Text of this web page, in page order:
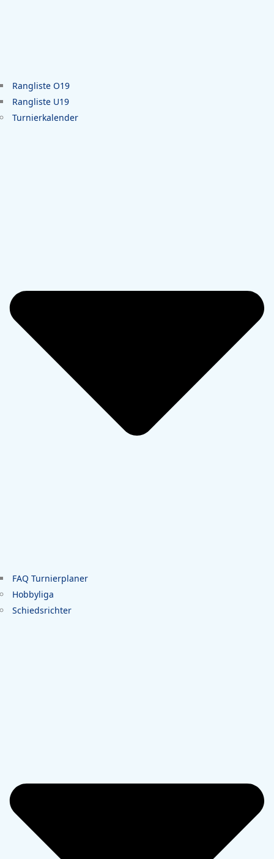
Rangliste O19
Rangliste U19
Turnierkalender
FAQ Turnierplaner
Hobbyliga
Schiedsrichter